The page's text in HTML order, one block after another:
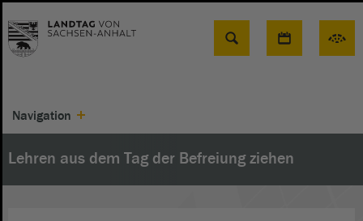
Suche
Navigation
Lehren aus dem Tag der Befreiung ziehen